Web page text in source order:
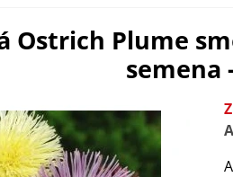
Ostrich Plume
semena